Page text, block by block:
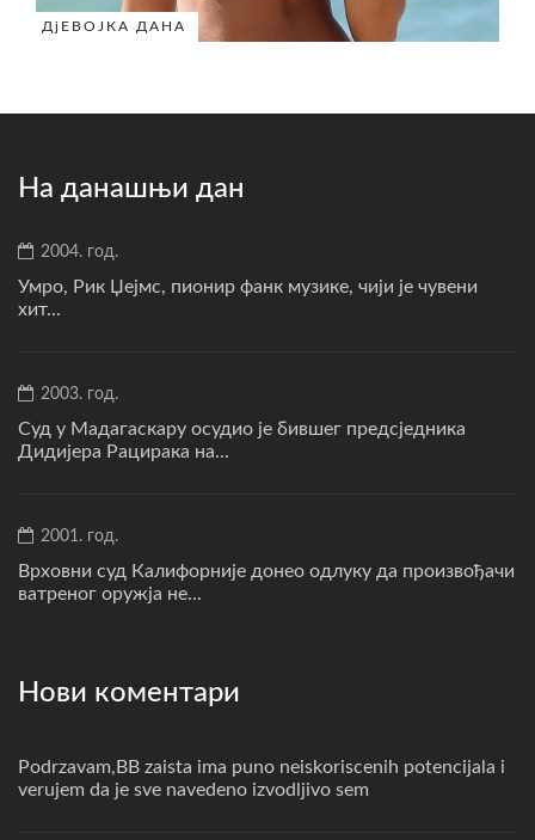
ДјЕВОЈКА ДАНА
На данашњи дан
2004. год.
Умро, Рик Џејмс, пионир фанк музике, чији је чувени
хит...
2003. год.
Суд у Мадагаскару осудио је бившег предсједника
Дидијера Рацирака на...
2001. год.
Врховни суд Калифорније донео одлуку да произвођачи
ватреног оружја не...
Нови коментари
Podrzavam,BB zaista ima puno neiskoriscenih potencijala i
verujem da je sve navedeno izvodljivo sem